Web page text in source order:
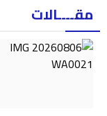
مقــــالات